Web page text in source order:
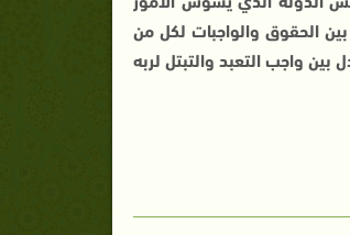
الحقوق والواجبات لكل من
واجب التعبد والتبتل لربه